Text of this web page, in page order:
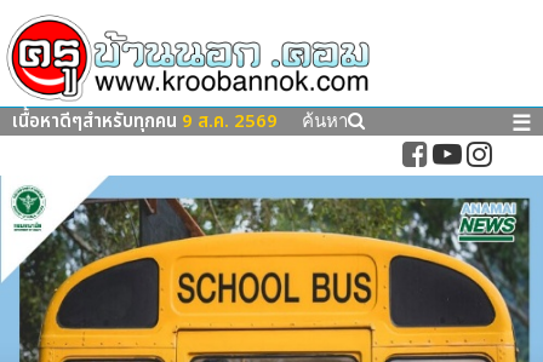
เนื้อหาดีๆสำหรับทุกคน 9 ส.ค. 2569 ค้นหา ☰